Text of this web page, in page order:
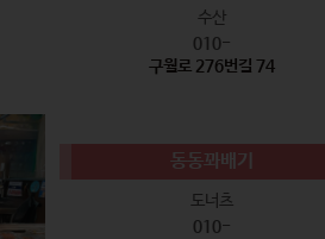
수산
010-
구월로 276번길 74
동동꽈배기
도너츠
010-